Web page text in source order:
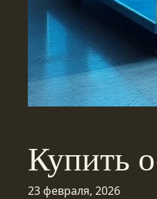
Купить
23 февраля, 2026